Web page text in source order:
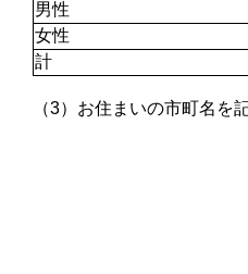
男性
女性
計
（3）お住まいの市町名を